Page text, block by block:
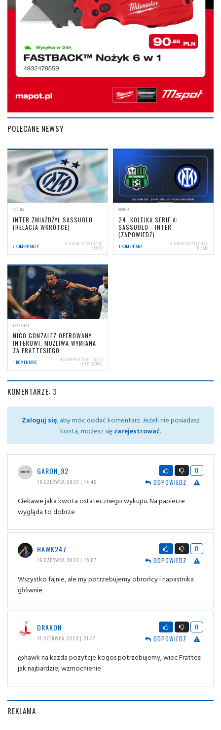
POLECANE NEWSY
OGÓLNA
INTER ZMIAŻDŻYŁ SASSUOLO
(RELACJA WKRÓTCE)
7 KOMENTARZY 8 LUTEGO 2026 | 17:00
KEJMO
OGÓLNA
24. KOLEJKA SERIE A:
SASSUOLO - INTER
(ZAPOWIEDŹ)
1 KOMENTARZ 8 LUTEGO 2026 | 09:55
KEJMO
TRANSFERY
NICO GONZALEZ OFEROWANY
INTEROWI, MOŻLIWA WYMIANA
ZA FRATTESIEGO
1 KOMENTARZ 4 SIERPNIA 2026 | 09:42
NERIOCORSI
KOMENTARZE: 3
Zaloguj się, aby móc dodać komentarz. Jeżeli nie posiadasz
konta, możesz sięzarejestrować.
GARON_92
16 CZERWCA 2023 | 14:40
0
ODPOWIEDZ
Ciekawe jaka kwota ostatecznego wykupu. Na papierze
wygląda to dobrze
HAWK247
16 CZERWCA 2023 | 15:07
0
ODPOWIEDZ
Wszystko fajnie, ale my potrzebujemy obrońcy i napastnika
głównie
DRAKON
17 CZERWCA 2023 | 21:47
0
ODPOWIEDZ
@hawk na kazda pozytcje kogos potrzebujemy, wiec Frattesi
jak najbardziej wzmocnienie
REKLAMA